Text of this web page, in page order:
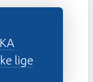
lige